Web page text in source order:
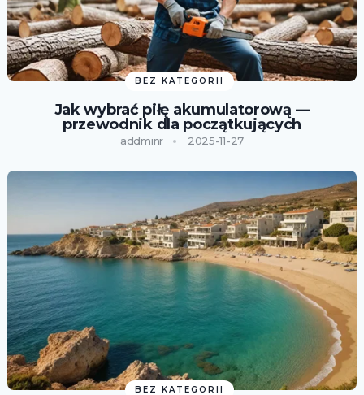
BEZ KATEGORII
Jak wybrać piłę akumulatorową —
przewodnik dla początkujących
addminr 2025-11-27
BEZ KATEGORII